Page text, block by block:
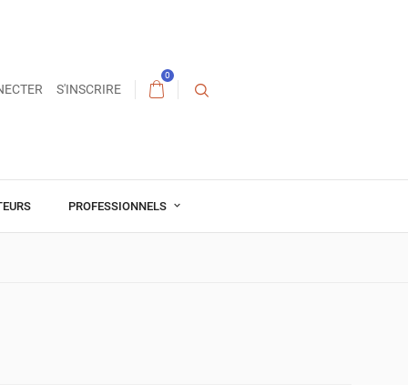
S'INSCRIRE
0
PROFESSIONNELS